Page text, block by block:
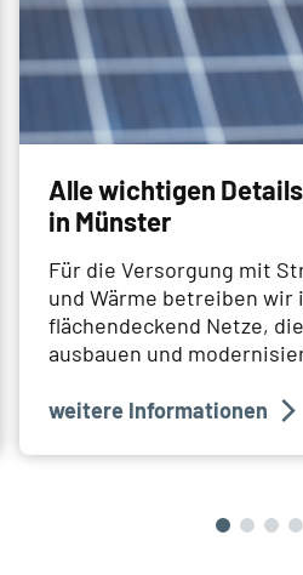
Alle wichtigen
in Münster
Für die Versorgung mit
und Wärme betreiben wir
flächendeckend Netze,
ausbauen und
weitere Informationen